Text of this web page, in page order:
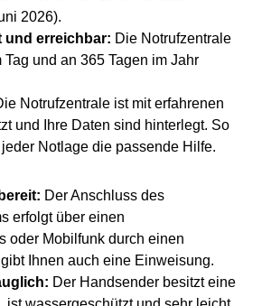
2026).
und erreichbar: Die Notrufzentrale
Tag und an 365 Tagen im Jahr
Notrufzentrale ist mit erfahrenen
und Ihre Daten sind hinterlegt. So
Notlage die passende Hilfe.
Der Anschluss des
erfolgt über einen
oder Mobilfunk durch einen
Ihnen auch eine Einweisung.
Der Handsender besitzt eine